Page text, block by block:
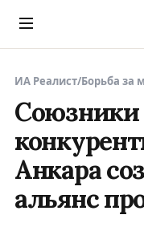
Menu
ИА Реалист/Борьба за
Анкара
альянс